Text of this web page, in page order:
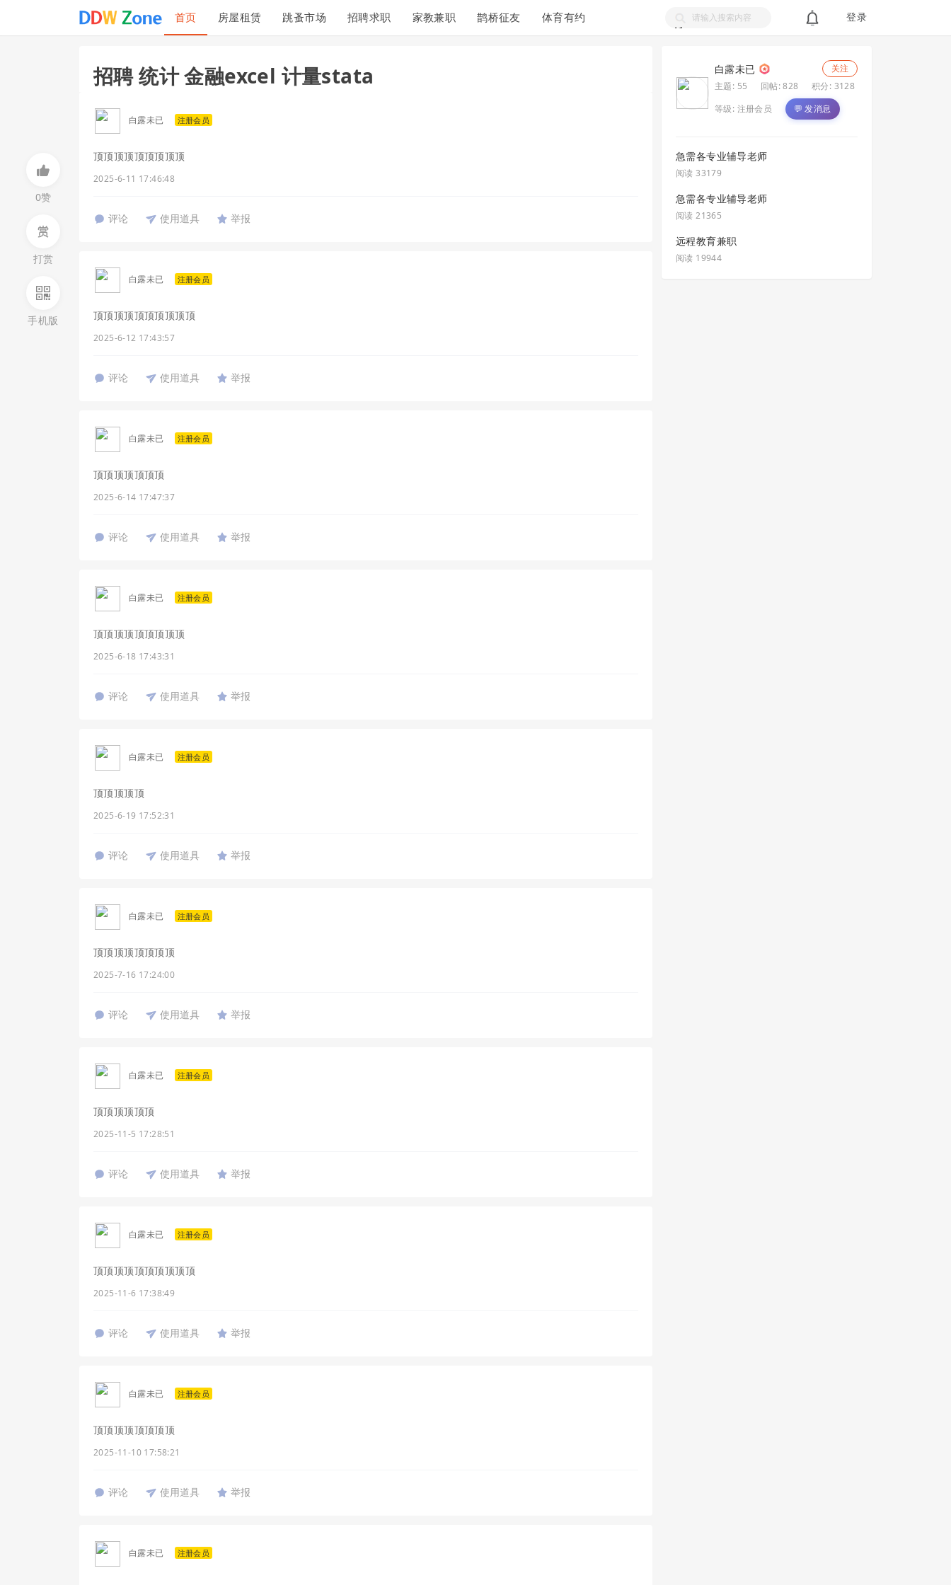
登录
首页 房屋租赁 跳蚤市场 招聘求职 家教兼职 鹊桥征友 体育有约
0赞
打赏
手机版
招聘 统计 金融excel 计量stata
白露未已 注册会员
顶顶顶顶顶顶顶顶顶
2025-6-11 17:46:48
评论 使用道具 举报
白露未已 注册会员
顶顶顶顶顶顶顶顶顶顶
2025-6-12 17:43:57
评论 使用道具 举报
白露未已 注册会员
顶顶顶顶顶顶顶
2025-6-14 17:47:37
评论 使用道具 举报
白露未已 注册会员
顶顶顶顶顶顶顶顶顶
2025-6-18 17:43:31
评论 使用道具 举报
白露未已 注册会员
顶顶顶顶顶
2025-6-19 17:52:31
评论 使用道具 举报
白露未已 注册会员
顶顶顶顶顶顶顶顶
2025-7-16 17:24:00
评论 使用道具 举报
白露未已 注册会员
顶顶顶顶顶顶
2025-11-5 17:28:51
评论 使用道具 举报
白露未已 注册会员
顶顶顶顶顶顶顶顶顶顶
2025-11-6 17:38:49
评论 使用道具 举报
白露未已 注册会员
顶顶顶顶顶顶顶顶
2025-11-10 17:58:21
评论 使用道具 举报
白露未已 注册会员
白露未已
关注
主题: 55
回帖: 828
积分: 3128
等级: 注册会员 💬 发消息
急需各专业辅导老师
阅读 33179
急需各专业辅导老师
阅读 21365
远程教育兼职
阅读 19944